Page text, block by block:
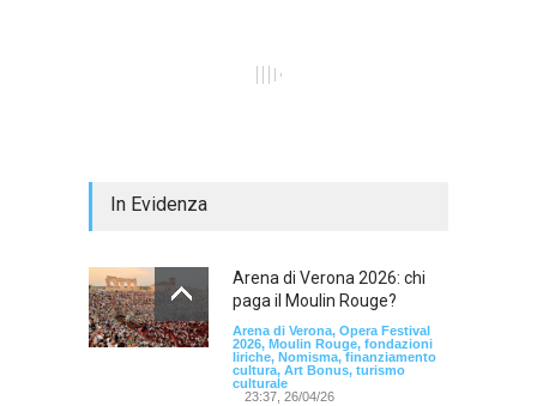
In Evidenza
Arena di Verona 2026: chi
paga il Moulin Rouge?
Arena di Verona, Opera Festival
2026, Moulin Rouge, fondazioni
liriche, Nomisma, finanziamento
cultura, Art Bonus, turismo
culturale
23:37, 26/04/26